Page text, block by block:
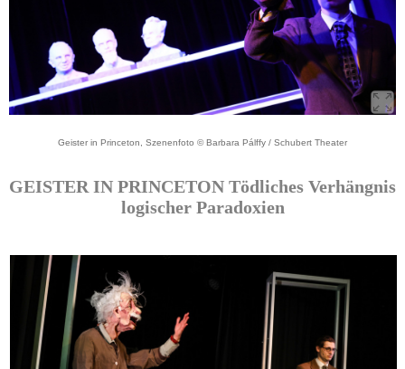
Geister in Princeton, Szenenfoto © Barbara Pálffy / Schubert Theater
GEISTER IN PRINCETON Tödliches Verhängnis
logischer Paradoxien